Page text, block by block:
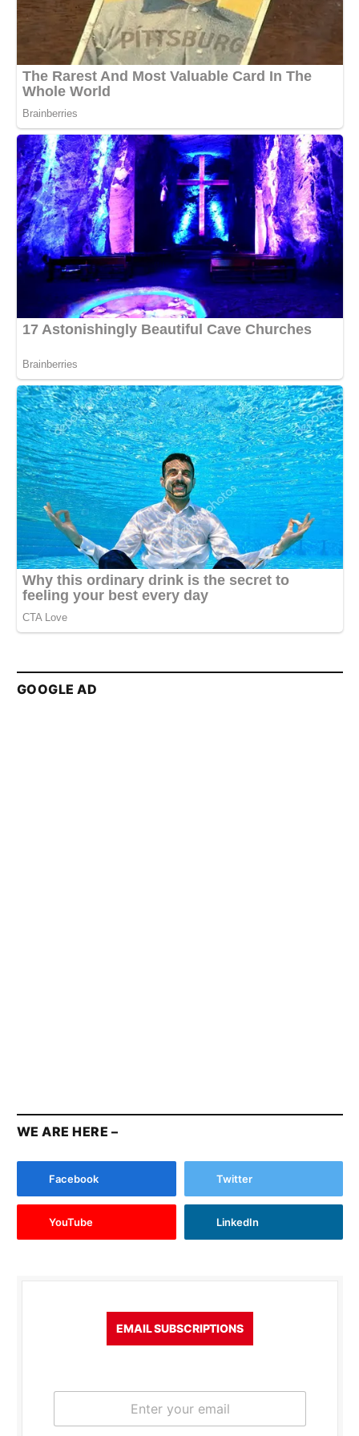
GOOGLE AD
WE ARE HERE –
Facebook Twitter
YouTube LinkedIn
EMAIL SUBSCRIPTIONS
E
a